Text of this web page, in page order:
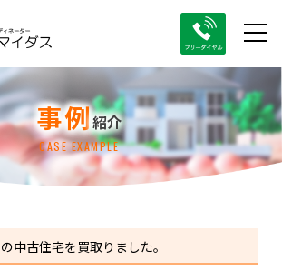
事例紹介
CASE EXAMPLE
中古住宅を買取りました。